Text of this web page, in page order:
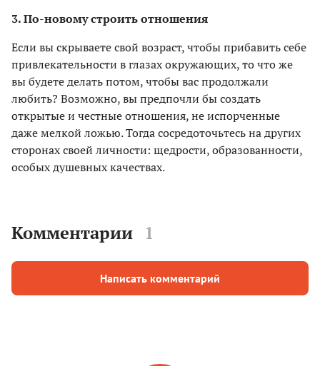
3. По-новому строить отношения
Если вы скрываете свой возраст, чтобы прибавить себе
привлекательности в глазах окружающих, то что же
вы будете делать потом, чтобы вас продолжали
любить? Возможно, вы предпочли бы создать
открытые и честные отношения, не испорченные
даже мелкой ложью. Тогда сосредоточьтесь на других
сторонах своей личности: щедрости, образованности,
особых душевных качествах.
Комментарии 1
Написать комментарий